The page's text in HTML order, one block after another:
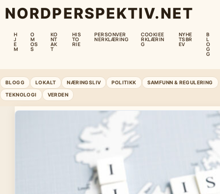
NORDPERSPEKTIV.NET
H
J
E
M
O
M
OS
S
KO
NT
AK
T
HIS
TO
RIE
PERSONVER
NERKLÆRING
COOKIEE
RKLÆRIN
G
NYHE
TSBR
EV
B
L
O
G
G
BLOGG LOKALT NÆRINGSLIV POLITIKK SAMFUNN & REGULERING
TEKNOLOGI VERDEN